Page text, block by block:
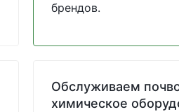
брендов.
Обслуживаем
химическое